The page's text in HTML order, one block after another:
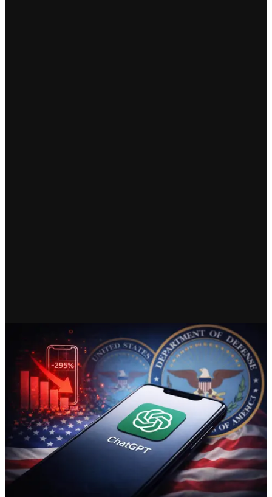
RECIENTE
Desinstalaciones de ChatGPT
se disparan en Estados Unidos
tras acuerdo con el
Departamento de Defensa